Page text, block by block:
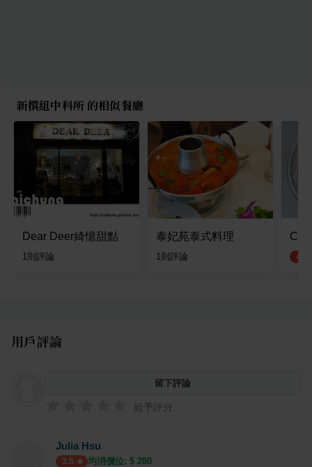
新撰組中科所 的相似餐廳
Dear Deer綺憶甜點
1則評論
泰妃苑泰式料理
1則評論
CB
4.5
用戶評論
留下評論
給予評分
Julia Hsu
3.5 均消價位: $ 280